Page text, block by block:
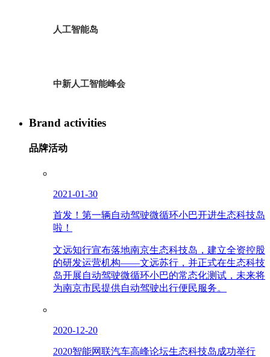
人工智能岛
中新人工智能峰会
Brand activities
品牌活动
2021-01-30
首发！第一辆自动驾驶微循环小巴开进生态科技岛
啦！
文远知行宣布落地南京生态科技岛，建立全资控股
的研发运营机构——文远苏行，并正式在生态科技
岛开展自动驾驶微循环小巴的常态化测试，未来将
为南京市民提供自动驾驶出行便民服务。
2020-12-20
2020智能网联汽车高峰论坛生态科技岛成功举行